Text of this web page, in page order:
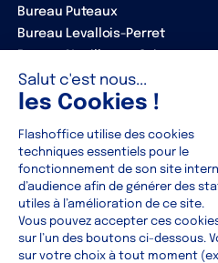
Bureau Puteaux
Bureau Levallois-Perret
ENTREPRISE
Notre équipe
Nos partenaires
Clients
Contact
RESOURCES
Actualités
Blog
Guides
Toutes les ressources